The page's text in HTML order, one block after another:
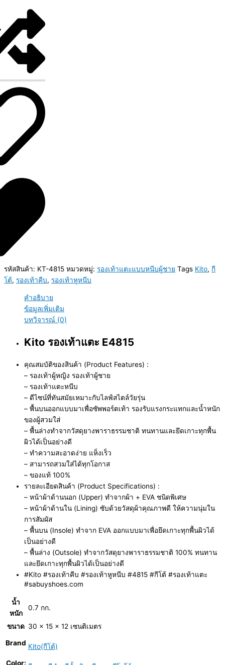
รหัสสินค้า: KT-4815 หมวดหมู่: รองเท้าแตะแบบหนีบผู้ชาย Tags Kito, กี
โต้, รองเท้าคีบ, รองเท้าหูหนีบ
คำอธิบาย
ข้อมูลเพิ่มเติม
บทวิจารณ์ (0)
Kito รองเท้าแตะ E4815
คุณสมบัติของสินค้า (Product Features) :
– รองเท้าผู้หญิง รองเท้าผู้ชาย
– รองเท้าแตะหนีบ
– ดีไซน์ที่ทันสมัยเหมาะกับไลฟ์สไตล์วัยรุ่น
– พื้นบนออกแบบมาเพื่อซัพพอร์ตเท้า รองรับแรงกระแทกและน้ำหนัก
ของผู้สวมใส่
– พื้นล่างทำจากวัสดุยางพาราธรรมชาติ ทนทานและยึดเกาะทุกพื้น
ผิวได้เป็นอย่างดี
– ทำความสะอาดง่าย แห็งเร็ว
– สามารถสวมใส่ได้ทุกโอกาส
– ของแท้ 100%
รายละเอียดสินค้า (Product Specifications) :
– หน้าผ้าด้านนอก (Upper) ทำจากผ้า + EVA ชนิดพิเศษ
– หน้าผ้าด้านใน (Lining) ซับด้วยวัสดุผ้าคุณภาพดี ให้ความนุ่มใน
การสัมผัส
– พื้นบน (Insole) ทำจาก EVA ออกแบบมาเพื่อยึดเกาะทุกพื้นผิวได้
เป็นอย่างดี
– พื้นล่าง (Outsole) ทำจากวัสดุยางพาราธรรมชาติ 100% ทนทาน
และยึดเกาะทุกพื้นผิวได้เป็นอย่างดี
#Kito #รองเท้าคีบ #รองเท้าหูหนีบ #4815 #กีโต้ #รองเท้าแตะ
#sabuyshoes.com
น้ำ
หนัก
0.7 กก.
ขนาด 30 × 15 × 12 เซนติเมตร
Brand Kito(กีโต้)
Color: